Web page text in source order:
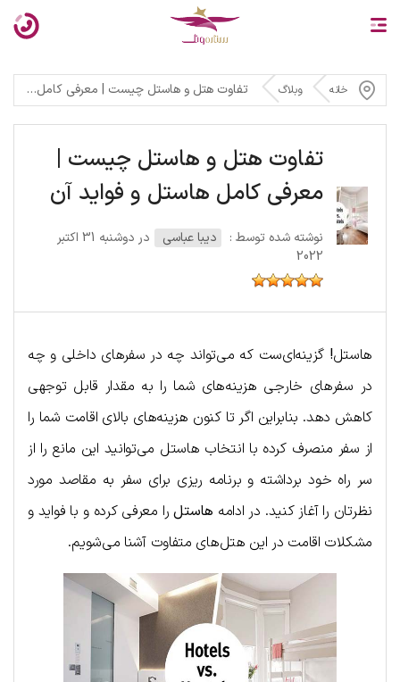
خانه وبلاگ تفاوت هتل و هاستل چیست | معرفی کامل هاستل و فواید آن
تفاوت هتل و هاستل چیست |
معرفی کامل هاستل و فواید آن
نوشته شده توسط : دیبا عباسی
در دوشنبه 31 اکتبر
2022
هاستل!گزینه‌ای‌ست که می‌تواند چه در سفرهای داخلی و چه
در سفرهای خارجی هزینه‌های شما را به مقدار قابل توجهی
کاهش دهد. بنابراین اگر تا کنون هزینه‌های بالای اقامت شما را
از سفر منصرف کرده با انتخاب هاستل می‌توانید این مانع را از
سر راه خود برداشته و برنامه ریزی برای سفر به مقاصد مورد
نظرتان را آغاز کنید. در ادامه ها‌ستلرا معرفی کرده و با فواید و
مشکلات اقامت در این هتل‌های متفاوت آشنا می‌شویم.